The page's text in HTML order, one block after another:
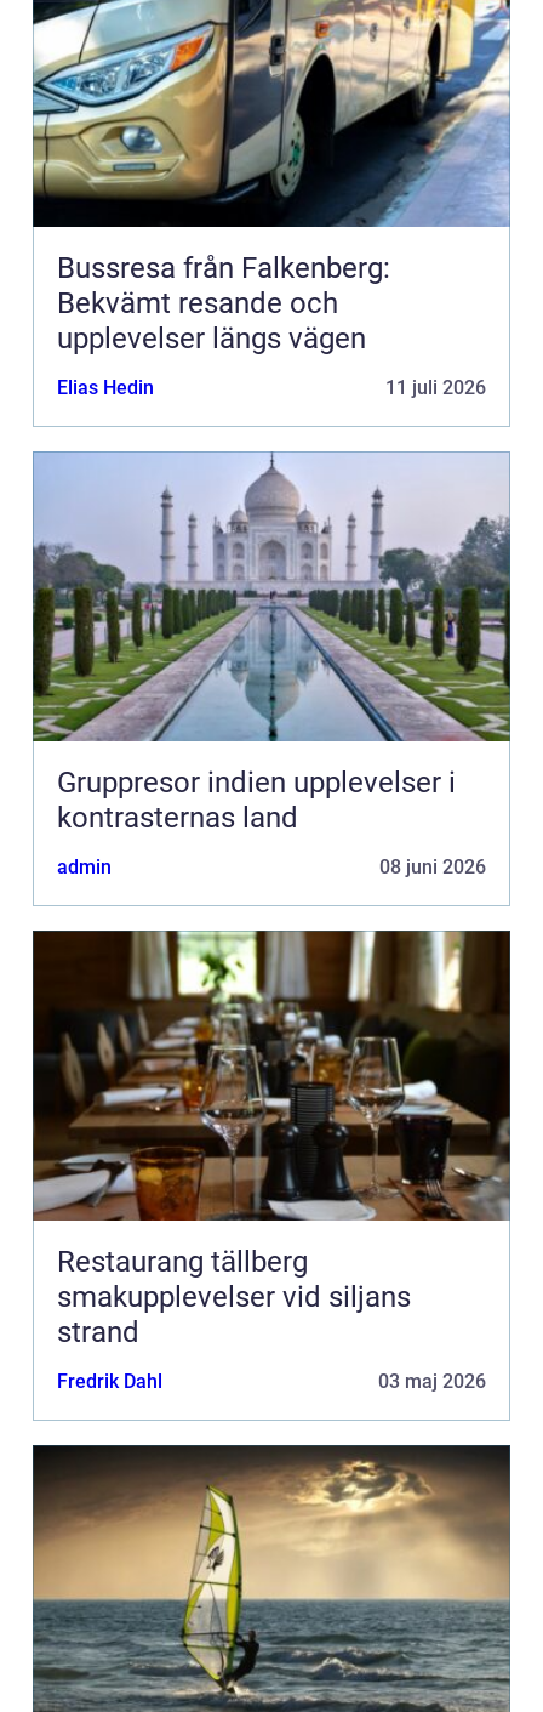
Bussresa från Falkenberg:
Bekvämt resande och
upplevelser längs vägen
Elias Hedin 11 juli 2026
Gruppresor indien upplevelser i
kontrasternas land
admin 08 juni 2026
Restaurang tällberg
smakupplevelser vid siljans
strand
Fredrik Dahl 03 maj 2026